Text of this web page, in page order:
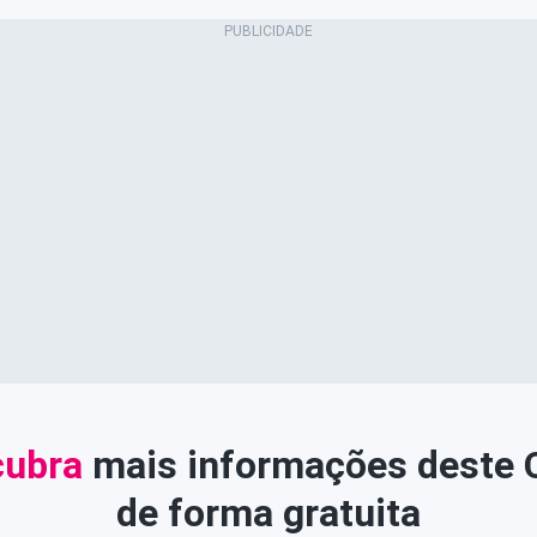
mais informações deste
de forma gratuita